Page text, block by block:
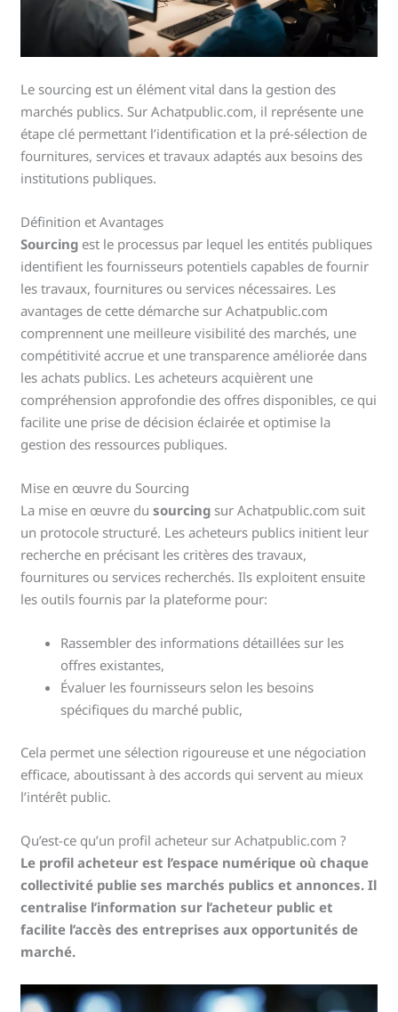
Le sourcing est un élément vital dans la gestion des
marchés publics. Sur Achatpublic.com, il représente une
étape clé permettant l’identification et la pré-sélection de
fournitures, services et travaux adaptés aux besoins des
institutions publiques.
Définition et Avantages
Sourcing est le processus par lequel les entités publiques
identifient les fournisseurs potentiels capables de fournir
les travaux, fournitures ou services nécessaires. Les
avantages de cette démarche sur Achatpublic.com
comprennent une meilleure visibilité des marchés, une
compétitivité accrue et une transparence améliorée dans
les achats publics. Les acheteurs acquièrent une
compréhension approfondie des offres disponibles, ce qui
facilite une prise de décision éclairée et optimise la
gestion des ressources publiques.
Mise en œuvre du Sourcing
La mise en œuvre dusourcing sur Achatpublic.com suit
un protocole structuré. Les acheteurs publics initient leur
recherche en précisant les critères des travaux,
fournitures ou services recherchés. Ils exploitent ensuite
les outils fournis par la plateforme pour:
Rassembler des informations détaillées sur les
offres existantes,
Évaluer les fournisseurs selon les besoins
spécifiques du marché public,
Cela permet une sélection rigoureuse et une négociation
efficace, aboutissant à des accords qui servent au mieux
l’intérêt public.
Qu’est-ce qu’un profil acheteur sur Achatpublic.com ?
Le profil acheteur est l’espace numérique où chaque
collectivité publie ses marchés publics et annonces. Il
centralise l’information sur l’acheteur public et
facilite l’accès des entreprises aux opportunités de
marché.